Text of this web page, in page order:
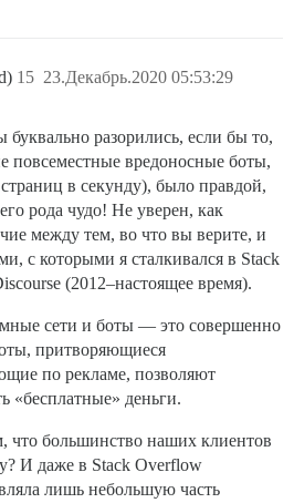
23.Декабрь.2020 05:53:29
15
разорились, если бы то,
повсеместные вредоносные боты,
в секунду), было правдой,
рода чудо! Не уверен, как
между тем, во что вы верите, и
с которыми я сталкивался в Stack
(2012–настоящее время).
сети и боты — это совершенно
притворяющиеся
по рекламе, позволяют
«бесплатные» деньги.
что большинство наших клиентов
И даже в Stack Overflow
лишь небольшую часть